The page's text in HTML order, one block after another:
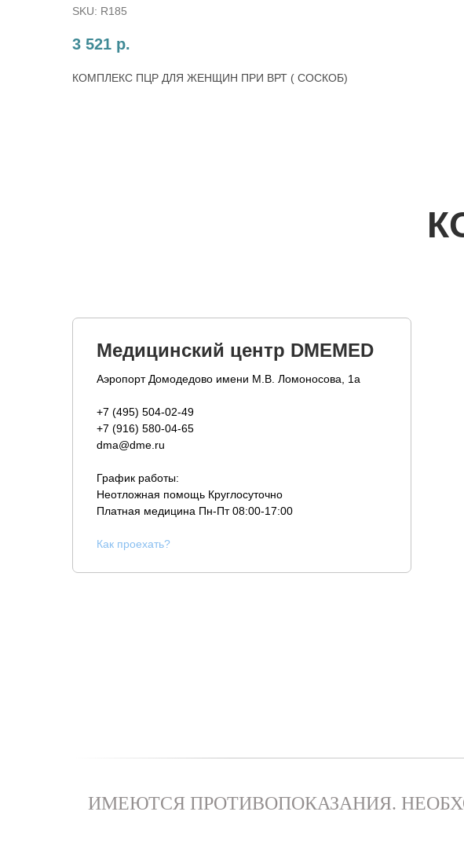
SKU: R185
3 521 р.
КОМПЛЕКС ПЦР ДЛЯ ЖЕНЩИН ПРИ ВРТ ( СОСКОБ)
Медицинский центр DMEMED
Аэропорт Домодедово имени М.В. Ломоносова, 1а
+7 (495) 504-02-49
+7 (916) 580-04-65
dma@dme.ru
График работы:
Неотложная помощь Круглосуточно
Платная медицина Пн-Пт 08:00-17:00
Как проехать?
ИМЕЮТСЯ ПРОТИВОПОКАЗАНИЯ.